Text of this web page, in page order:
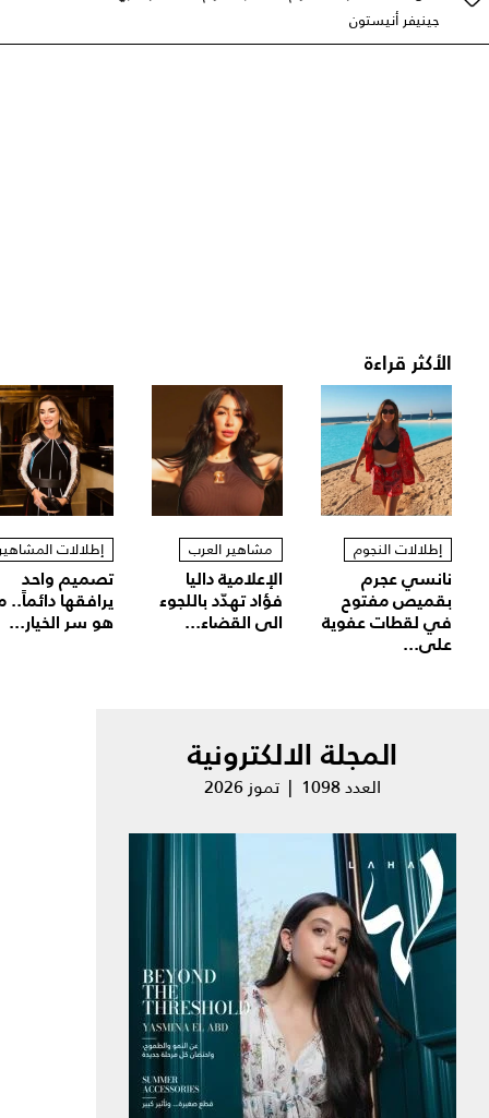
جينيفر أنيستون
الأكثر قراءة
إطلالات النجوم
نانسي عجرم
بقميص مفتوح
في لقطات عفوية
على...
مشاهير العرب
الإعلامية داليا
فؤاد تهدّد باللجوء
الى القضاء...
إطلالات
تصميم واحد
يرافقها دائماً..
هو سر الخيار...
المجلة الالكترونية
العدد 1098 | تموز 2026